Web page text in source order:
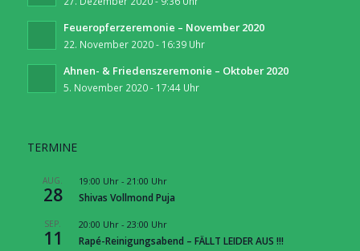
Feueropferzeremonie – November 2020
22. November 2020 - 16:39 Uhr
Ahnen- & Friedenszeremonie – Oktober 2020
5. November 2020 - 17:44 Uhr
TERMINE
AUG.
28
19:00 Uhr- 21:00 Uhr
Shivas Vollmond Puja
SEP.
11
20:00 Uhr- 23:00 Uhr
Rapé-Reinigungsabend – FÄLLT LEIDER AUS !!!